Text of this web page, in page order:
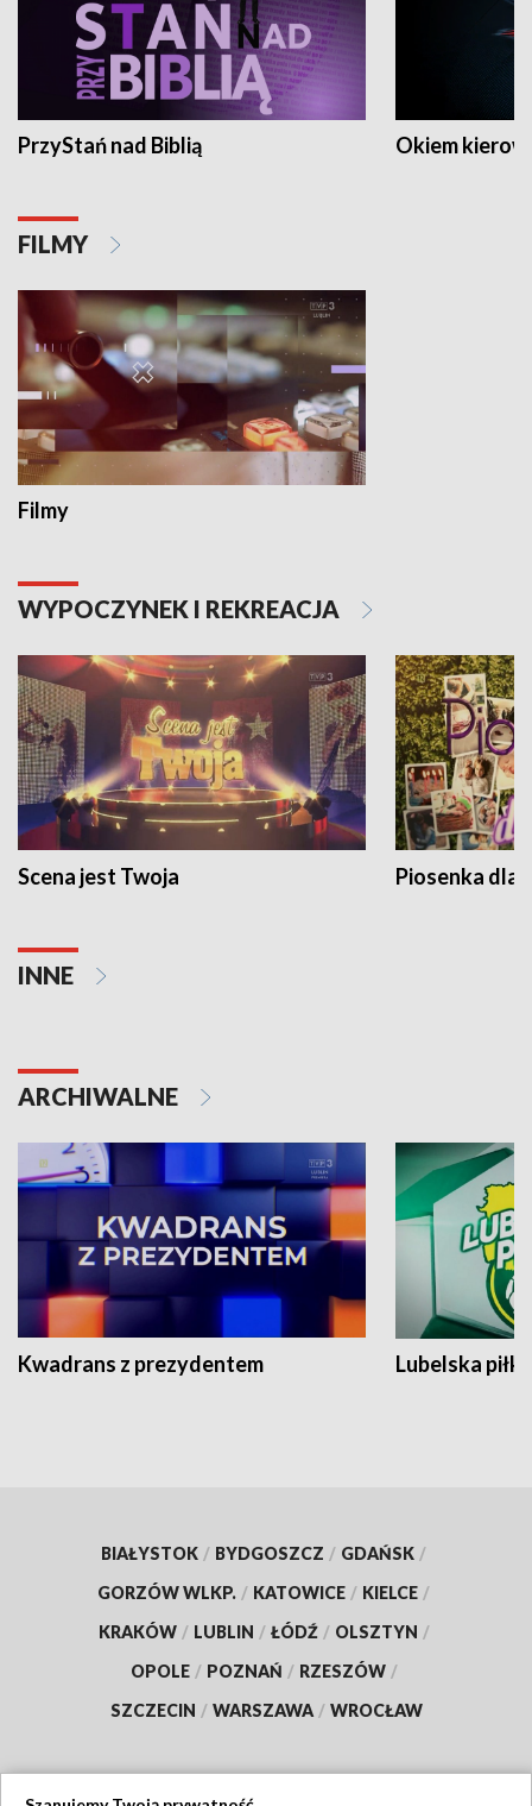
PrzyStań nad Biblią Okiem
FILMY
Filmy
WYPOCZYNEK I REKREACJA
Scena jest Twoja Piosenka dla
INNE
ARCHIWALNE
Kwadrans z prezydentem Lubelska piłka
BIAŁYSTOK / BYDGOSZCZ / GDAŃSK /
GORZÓW WLKP. / KATOWICE / KIELCE /
KRAKÓW / LUBLIN / ŁÓDŹ / OLSZTYN /
OPOLE / POZNAŃ / RZESZÓW /
SZCZECIN / WARSZAWA / WROCŁAW